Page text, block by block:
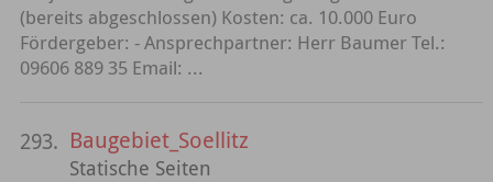
(bereits abgeschlossen) Kosten: ca. 10.000 Euro
Fördergeber: - Ansprechpartner: Herr Baumer Tel.:
09606 889 35 Email: ...
293. Baugebiet_Soellitz
Statische Seiten